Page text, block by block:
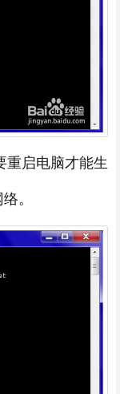
启电脑才能生
。